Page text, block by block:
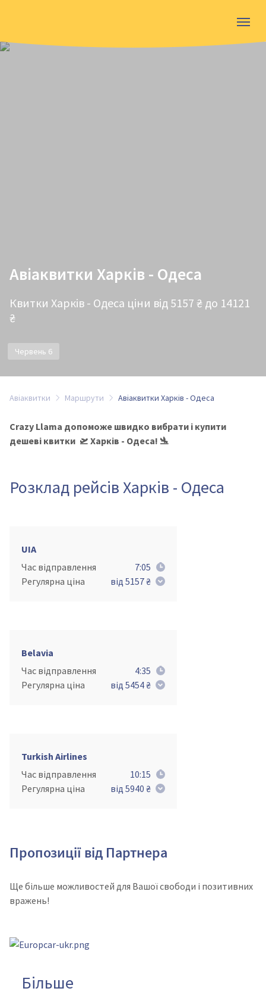
Авіаквитки Харків - Одеса
Квитки Харків - Одеса ціни від 5157 ₴ до 14121
₴
Червень 6
Авіаквитки Маршрути Авіаквитки Харків - Одеса
Crazy Llama допоможе швидко вибрати і купити
дешеві квитки 🛫 Харків - Одеса! 🛬
Розклад рейсів Харків - Одеса
UIA
Час відправлення
7:05
Регулярна ціна
від 5157 ₴
Belavia
Час відправлення
4:35
Регулярна ціна
від 5454 ₴
Turkish Airlines
Час відправлення
10:15
Регулярна ціна
від 5940 ₴
Пропозиції від Партнера
Ще більше можливостей для Вашої свободи і позитивних
вражень!
Більше